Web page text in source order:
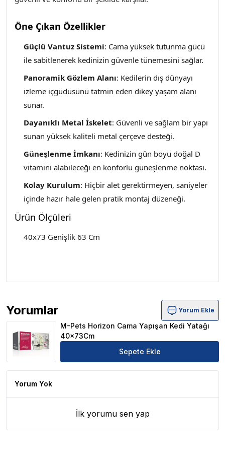
Öne Çıkan Özellikler
Güçlü Vantuz Sistemi: Cama yüksek tutunma gücü
ile sabitlenerek kedinizin güvenle tünemesini sağlar.
Panoramik Gözlem Alanı: Kedilerin dış dünyayı
izleme içgüdüsünü tatmin eden dikey yaşam alanı
sunar.
Dayanıklı Metal İskelet: Güvenli ve sağlam bir yapı
sunan yüksek kaliteli metal çerçeve desteği.
Güneşlenme İmkanı: Kedinizin gün boyu doğal D
vitamini alabileceği en konforlu güneşlenme noktası.
Kolay Kurulum: Hiçbir alet gerektirmeyen, saniyeler
içinde hazır hale gelen pratik montaj düzeneği.
Ürün Ölçüleri
40x73 Genişlik 63 Cm
Yorumlar
M-Pets Horizon Cama Yapışan Kedi Yatağı 40x73Cm
Yorum Ekle
M-Pets Horizon Cama Yapışan Kedi Yatağı
40x73Cm
Sepete Ekle
Yorum Yok
İlk yorumu sen yap